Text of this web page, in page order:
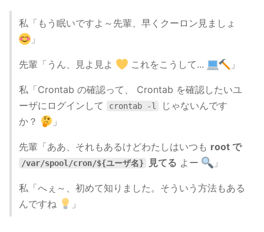
私「もう眠いですよ～先輩、早くクーロン見ましょ
」
先輩「うん、見よ見よ これをこうして... 」
私「Crontab の確認って、 Crontab を確認したいユ
ーザにログインして
crontab -l
じゃないんです
か？
」
先輩「ああ、それもあるけどわたしはいつも root で
/var/spool/cron/${ユーザ名} 見てる よー 」
私「へぇ～、初めて知りました。そういう方法もある
んですね
」